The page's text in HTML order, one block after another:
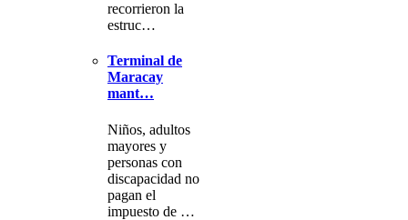
recorrieron la
estruc…
Terminal de
Maracay
mant…
Niños, adultos
mayores y
personas con
discapacidad no
pagan el
impuesto de …